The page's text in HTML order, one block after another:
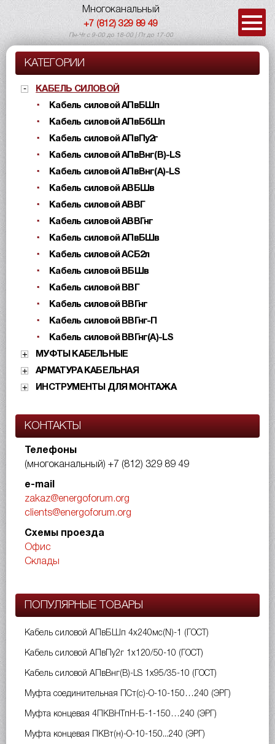
Многоканальный
+7 (812) 329 89 49
Пн-Чт с 9-00 до 18-00 | Пт до 17-00
КАТЕГОРИИ
КАБЕЛЬ СИЛОВОЙ
Кабель силовой АПвБШп
Кабель силовой АПвБбШп
Кабель силовой АПвПу2г
Кабель силовой АПвВнг(B)-LS
Кабель силовой АПвВнг(A)-LS
Кабель силовой АВБШв
Кабель силовой АВВГ
Кабель силовой АВВГнг
Кабель силовой АПвБШв
Кабель силовой АСБ2л
Кабель силовой ВБШв
Кабель силовой ВВГ
Кабель силовой ВВГнг
Кабель силовой ВВГнг-П
Кабель силовой ВВГнг(А)-LS
МУФТЫ КАБЕЛЬНЫЕ
АРМАТУРА КАБЕЛЬНАЯ
ИНСТРУМЕНТЫ ДЛЯ МОНТАЖА
КОНТАКТЫ
Телефоны
(многоканальный) +7 (812) 329 89 49
e-mail
zakaz@energoforum.org
clients@energoforum.org
Схемы проезда
Офис
Склады
ПОПУЛЯРНЫЕ ТОВАРЫ
Кабель силовой АПвБШп 4х240мс(N)-1 (ГОСТ)
Кабель силовой АПвПу2г 1х120/50-10 (ГОСТ)
Кабель силовой АПвВнг(B)-LS 1х95/35-10 (ГОСТ)
Муфта соединительная ПСт(с)-О-10-150…240 (ЭРГ)
Муфта концевая 4ПКВНТпН-Б-1-150…240 (ЭРГ)
Муфта концевая ПКВт(н)-О-10-150...240 (ЭРГ)